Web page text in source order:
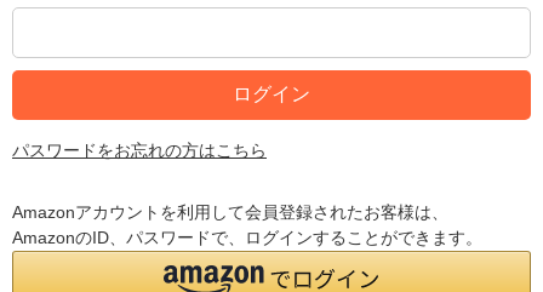
パスワードをお忘れの方はこちら
Amazonアカウントを利用して会員登録されたお客様は、
AmazonのID、パスワードで、ログインすることができます。